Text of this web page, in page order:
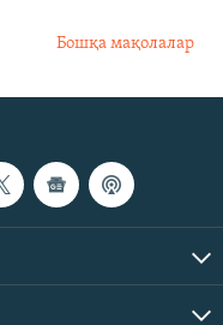
Бошқа мақолалар